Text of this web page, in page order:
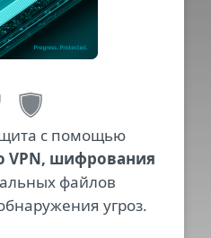
с помощью
VPN, шифрования
файлов
угроз.